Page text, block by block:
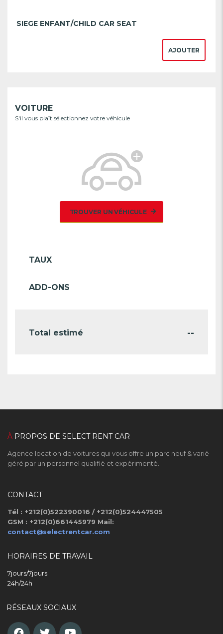
SIEGE ENFANT/CHILD CAR SEAT
AJOUTER
VOITURE
S'il vous plaît sélectionnez votre véhicule
TROUVER UN VÉHICULE
TAUX
ADD-ONS
Total estimé --
À PROPOS DE SELECT RENT CAR
Agence location de voitures qui vous offre un parc neuf & varié
géré par un personnel qualifié et expérimenté.
CONTACT
Tél : +212(0)522390016 / +212(0)524447505
GSM : +212(0)661445979 Mail:
contact@selectrentcar.com
HORAIRES DE TRAVAIL
7jours/7jours
24h/24h
RÉSEAUX SOCIAUX